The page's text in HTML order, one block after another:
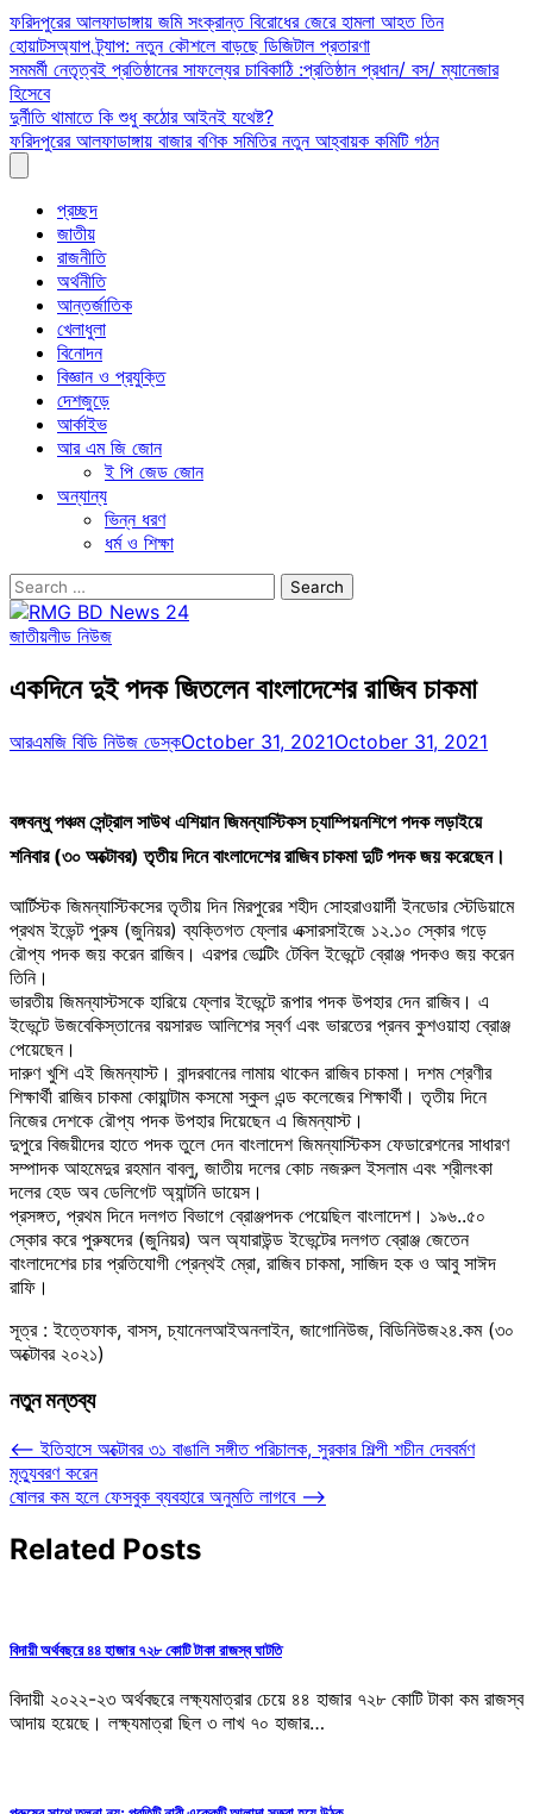
Skip
to
content
ফরিদপুরের আলফাডাঙ্গায় জমি সংক্রান্ত বিরোধের জেরে হামলা আহত তিন
হোয়াটসঅ্যাপ ট্র্যাপ: নতুন কৌশলে বাড়ছে ডিজিটাল প্রতারণা
সমমর্মী নেতৃত্বই প্রতিষ্ঠানের সাফল্যের চাবিকাঠি :প্রতিষ্ঠান প্রধান/ বস/ ম্যানেজার
হিসেবে
দুর্নীতি থামাতে কি শুধু কঠোর আইনই যথেষ্ট?
ফরিদপুরের আলফাডাঙ্গায় বাজার বণিক সমিতির নতুন আহ্বায়ক কমিটি গঠন
প্রচ্ছদ
জাতীয়
রাজনীতি
অর্থনীতি
আন্তর্জাতিক
খেলাধুলা
বিনোদন
বিজ্ঞান ও প্রযুক্তি
দেশজুড়ে
আর্কাইভ
আর এম জি জোন
ই পি জেড জোন
অন্যান্য
ভিন্ন ধরণ
ধর্ম ও শিক্ষা
Search
for:
জাতীয়লীড নিউজ
একদিনে দুই পদক জিতলেন বাংলাদেশের রাজিব চাকমা
আরএমজি বিডি নিউজ ডেস্কOctober 31, 2021October 31, 2021
বঙ্গবন্ধু পঞ্চম সেন্ট্রাল সাউথ এশিয়ান জিমন্যাস্টিকস চ্যাম্পিয়নশিপে পদক লড়াইয়ে
শনিবার (৩০ অক্টোবর) তৃতীয় দিনে বাংলাদেশের রাজিব চাকমা দুটি পদক জয় করেছেন।
আর্টিস্টক জিমন্যাস্টিকসের তৃতীয় দিন মিরপুরের শহীদ সোহরাওয়ার্দী ইনডোর স্টেডিয়ামে
প্রথম ইভেন্ট পুরুষ (জুনিয়র) ব্যক্তিগত ফ্লোর এক্সারসাইজে ১২.১০ স্কোর গড়ে
রৌপ্য পদক জয় করেন রাজিব। এরপর ভোল্টিং টেবিল ইভেন্টে ব্রোঞ্জ পদকও জয় করেন
তিনি।
ভারতীয় জিমন্যাস্টসকে হারিয়ে ফ্লোর ইভেন্টে রূপার পদক উপহার দেন রাজিব। এ
ইভেন্টে উজবেকিস্তানের বয়সারভ আলিশের স্বর্ণ এবং ভারতের প্রনব কুশওয়াহা ব্রোঞ্জ
পেয়েছেন।
দারুণ খুশি এই জিমন্যাস্ট। বান্দরবানের লামায় থাকেন রাজিব চাকমা। দশম শ্রেণীর
শিক্ষার্থী রাজিব চাকমা কোয়ান্টাম কসমো স্কুল এন্ড কলেজের শিক্ষার্থী। তৃতীয় দিনে
নিজের দেশকে রৌপ্য পদক উপহার দিয়েছেন এ জিমন্যাস্ট।
দুপুরে বিজয়ীদের হাতে পদক তুলে দেন বাংলাদেশ জিমন্যাস্টিকস ফেডারেশনের সাধারণ
সম্পাদক আহমেদুর রহমান বাবলু, জাতীয় দলের কোচ নজরুল ইসলাম এবং শ্রীলংকা
দলের হেড অব ডেলিগেট অ্যান্টনি ডায়েস।
প্রসঙ্গত, প্রথম দিনে দলগত বিভাগে ব্রোঞ্জপদক পেয়েছিল বাংলাদেশ। ১৯৬..৫০
স্কোর করে পুরুষদের (জুনিয়র) অল অ্যারাউন্ড ইভেন্টের দলগত ব্রোঞ্জ জেতেন
বাংলাদেশের চার প্রতিযোগী প্রেন্থই ম্রো, রাজিব চাকমা, সাজিদ হক ও আবু সাঈদ
রাফি।
সূত্র : ইত্তেফাক, বাসস, চ্যানেলআইঅনলাইন, জাগোনিউজ, বিডিনিউজ২৪.কম (৩০
অক্টোবর ২০২১)
নতুন মন্তব্য
Post
navigation
⟵ ইতিহাসে অক্টোবর ৩১ বাঙালি সঙ্গীত পরিচালক, সুরকার শিল্পী শচীন দেববর্মণ
মৃত্যুবরণ করেন
ষোলর কম হলে ফেসবুক ব্যবহারে অনুমতি লাগবে ⟶
Related Posts
বিদায়ী অর্থবছরে ৪৪ হাজার ৭২৮ কোটি টাকা রাজস্ব ঘাটতি
বিদায়ী ২০২২-২৩ অর্থবছরে লক্ষ্যমাত্রার চেয়ে ৪৪ হাজার ৭২৮ কোটি টাকা কম রাজস্ব
আদায় হয়েছে। লক্ষ্যমাত্রা ছিল ৩ লাখ ৭০ হাজার…